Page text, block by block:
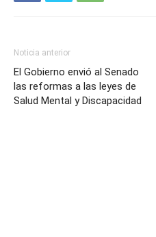
Noticia anterior
El Gobierno envió al Senado
las reformas a las leyes de
Salud Mental y Discapacidad